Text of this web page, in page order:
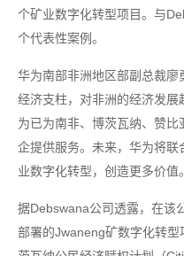
个矿业数字化转型项目。与
个代表性案例。
华为南部非洲地区部副总裁
经济支柱，对非洲的经济发
为已为南非、博茨瓦纳、赞
企提供服务。未来，华为将
业数字化转型，创造更多价值。
据Debswana公司透露，在该
部署的Jwaneng矿数字化转